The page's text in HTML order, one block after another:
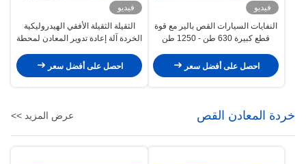
فيديو
النفايات السيارات القص بالير مع قوة
قطع كبيرة 630 طن - 1250 طن
احصل على أفضل سعر
فيديو
الثقيلة الثقيلة الأفقي الهيدروليكية
الخردة آلة إعادة تدوير المعادن لمحطة
احصل على أفضل سعر
خردة المعادن القص عرض المزيد >>